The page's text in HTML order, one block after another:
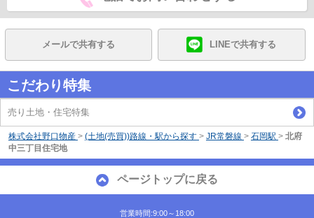
メールで共有する LINEで共有する
こだわり特集
売り土地・住宅特集
株式会社野口物産 > (土地(売買))路線・駅から探す > JR常磐線 > 石岡駅 > 北府
中三丁目住宅地
ページトップに戻る
営業時間:9:00～18:00